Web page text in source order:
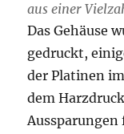
aus einer
Das Gehäuse
gedruckt,
der Platinen
dem